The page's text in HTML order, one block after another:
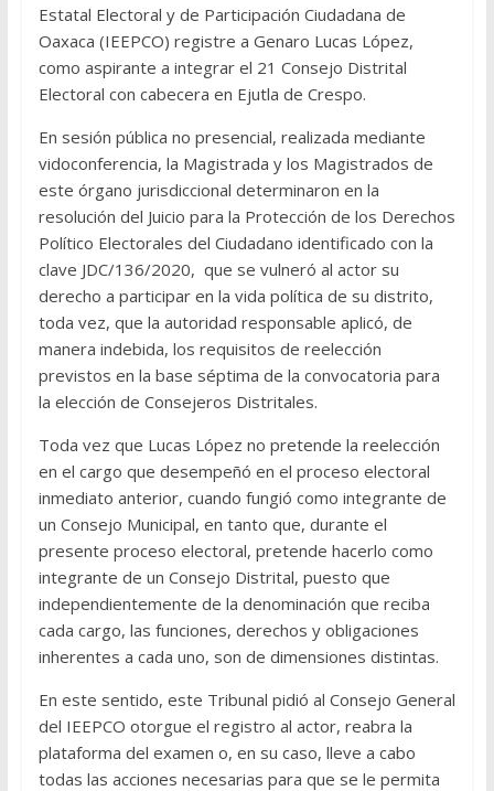
Estatal Electoral y de Participación Ciudadana de
Oaxaca (IEEPCO) registre a Genaro Lucas López,
como aspirante a integrar el 21 Consejo Distrital
Electoral con cabecera en Ejutla de Crespo.
En sesión pública no presencial, realizada mediante
vidoconferencia, la Magistrada y los Magistrados de
este órgano jurisdiccional determinaron en la
resolución del Juicio para la Protección de los Derechos
Político Electorales del Ciudadano identificado con la
clave JDC/136/2020, que se vulneró al actor su
derecho a participar en la vida política de su distrito,
toda vez, que la autoridad responsable aplicó, de
manera indebida, los requisitos de reelección
previstos en la base séptima de la convocatoria para
la elección de Consejeros Distritales.
Toda vez que Lucas López no pretende la reelección
en el cargo que desempeñó en el proceso electoral
inmediato anterior, cuando fungió como integrante de
un Consejo Municipal, en tanto que, durante el
presente proceso electoral, pretende hacerlo como
integrante de un Consejo Distrital, puesto que
independientemente de la denominación que reciba
cada cargo, las funciones, derechos y obligaciones
inherentes a cada uno, son de dimensiones distintas.
En este sentido, este Tribunal pidió al Consejo General
del IEEPCO otorgue el registro al actor, reabra la
plataforma del examen o, en su caso, lleve a cabo
todas las acciones necesarias para que se le permita